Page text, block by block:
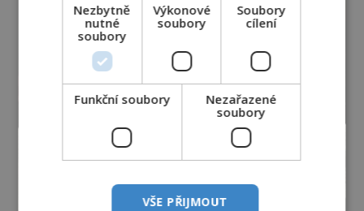
Nezbytně
nutné
soubory
Výkonové
soubory
Soubory
cílení
Funkční soubory
Nezařazené
soubory
VŠE PŘIJMOUT